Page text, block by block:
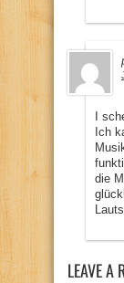
I
Ich
die
LEAVE A